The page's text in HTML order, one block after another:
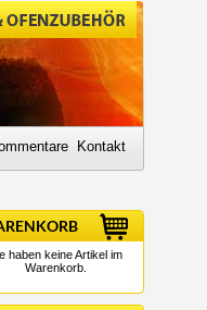
Kontakt
haben keine Artikel im
Warenkorb.